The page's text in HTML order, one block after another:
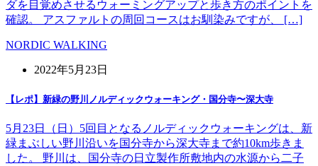
ダを目覚めさせるウォーミングアップと歩き方のポイントを
確認。 アスファルトの周回コースはお馴染みですが、 […]
NORDIC WALKING
2022年5月23日
【レポ】新緑の野川ノルディックウォーキング・国分寺〜深大寺
5月23日（日）5回目となるノルディックウォーキングは、新
緑まぶしい野川沿いを国分寺から深大寺まで約10km歩きま
した。 野川は、国分寺の日立製作所敷地内の水源から二子